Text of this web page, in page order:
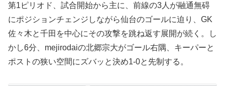
第1ピリオド、試合開始から主に、前線の3人が融通無碍
にポジションチェンジしながら仙台のゴールに迫り、GK
佐々木と千田を中心にその攻撃を跳ね返す展開が続く。し
かし6分、mejirodaiの北郷宗大がゴール右隅、キーパーと
ポストの狭い空間にズバッと決め1-0と先制する。